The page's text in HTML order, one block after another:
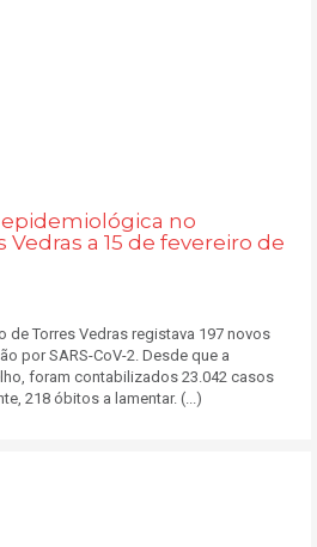
epidemiológica no
a 15 de fevereiro de
de Torres Vedras registava 197 novos
por SARS-CoV-2. Desde que a
foram contabilizados 23.042 casos
218 óbitos a lamentar. (...)